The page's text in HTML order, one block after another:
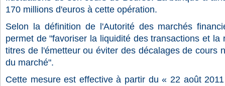
170 millions d'euros à cette opération.
Selon la définition de l'Autorité des marchés
permet de "favoriser la liquidité des transactions et la
titres de l'émetteur ou éviter des décalages de cours
du marché".
Cette mesure est effective à partir du « 22 août